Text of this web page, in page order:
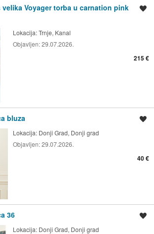
velika Voyager torba u carnation pink
Lokacija:Trnje, Kanal
Objavljen:29.07.2026.
215 €
bluza
Lokacija: Donji Grad, Donji grad
Objavljen:29.07.2026.
40 €
36
Lokacija: Donji Grad, Donji grad